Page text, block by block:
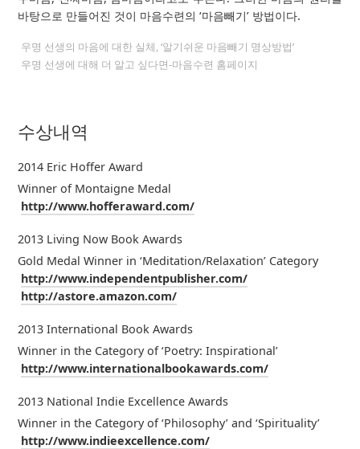
바탕으로 만들어진 것이 마음수련의 ‘마음빼기’ 방법이다.
우명 선생의 마음에 대한 실체, ‘알기쉬운 마음빼기 명상방법’
우명 선생에 대해 더 알고 싶다면-마음수련 홈페이지
수상내역
2014 Eric Hoffer Award
Winner of Montaigne Medal
http://www.hofferaward.com/
2013 Living Now Book Awards
Gold Medal Winner in ‘Meditation/Relaxation’ Category
http://www.independentpublisher.com/
http://astore.amazon.com/
2013 International Book Awards
Winner in the Category of ‘Poetry: Inspirational’
http://www.internationalbookawards.com/
2013 National Indie Excellence Awards
Winner in the Category of ‘Philosophy’ and ‘Spirituality’
http://www.indieexcellence.com/